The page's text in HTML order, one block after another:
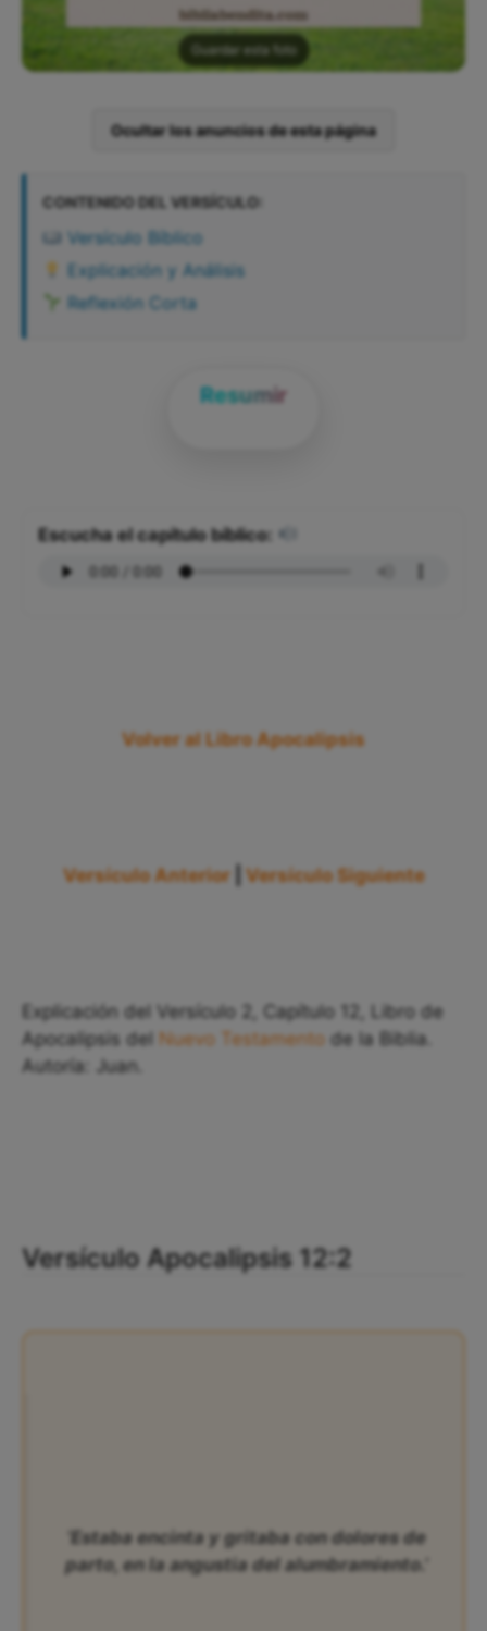
Guardar esta foto
Ocultar los anuncios de esta página
CONTENIDO DEL VERSÍCULO:
Versículo Bíblico
Explicación y Análisis
Reflexión Corta
Resumir
Escucha el capítulo bíblico:
Volver al Libro Apocalipsis
Versículo Anterior Versículo Siguiente
Explicación del Versículo 2, Capítulo 12, Libro de
Apocalipsis del Nuevo Testamento de la Biblia.
Autoría: Juan.
Versículo Apocalipsis 12:2
‘Estaba encinta y gritaba con dolores de
parto, en la angustia del alumbramiento.’